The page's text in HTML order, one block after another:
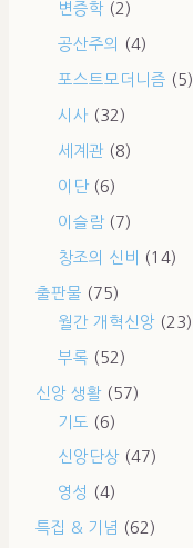
변증학 (2)
공산주의 (4)
포스트모더니즘 (5)
시사 (32)
세계관 (8)
이단 (6)
이슬람 (7)
창조의 신비 (14)
출판물 (75)
월간 개혁신앙 (23)
부록 (52)
신앙 생활 (57)
기도 (6)
신앙단상 (47)
영성 (4)
특집 & 기념 (62)